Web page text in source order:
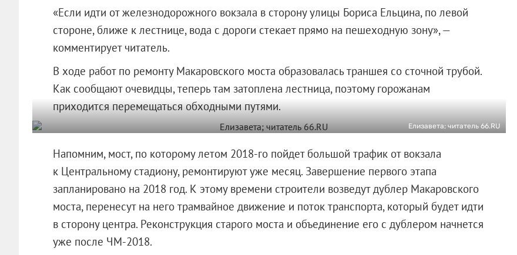
«Если идти от железнодорожного вокзала в сторону улицы Бориса Ельцина, по левой
стороне, ближе к лестнице, вода с дороги стекает прямо на пешеходную зону», —
комментирует читатель.
В ходе работ по ремонту Макаровского моста образовалась траншея со сточной трубой.
Как сообщают очевидцы, теперь там затоплена лестница, поэтому горожанам
приходится перемещаться обходными путями.
Елизавета; читатель 66.RU
Напомним, мост, по которому летом 2018-го пойдет большой трафик от вокзала
к Центральному стадиону, ремонтируют уже месяц. Завершение первого этапа
запланировано на 2018 год. К этому времени строители возведут дублер Макаровского
моста, перенесут на него трамвайное движение и поток транспорта, который будет идти
в сторону центра. Реконструкция старого моста и объединение его с дублером начнется
уже после ЧМ-2018.